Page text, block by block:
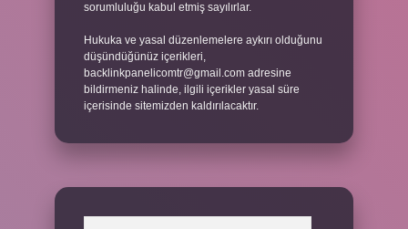
sorumluluğu kabul etmiş sayılırlar.
Hukuka ve yasal düzenlemelere aykırı olduğunu
düşündüğünüz içerikleri,
backlinkpanelicomtr@gmail.com adresine
bildirmeniz halinde, ilgili içerikler yasal süre
içerisinde sitemizden kaldırılacaktır.